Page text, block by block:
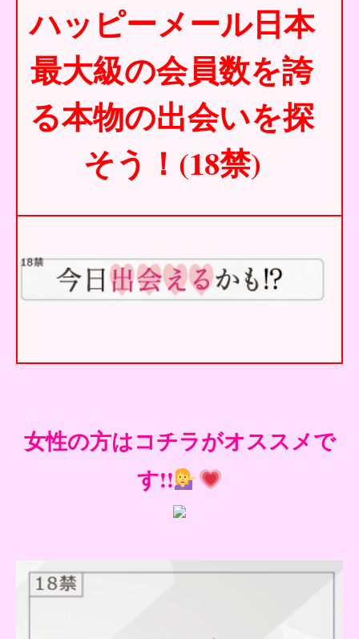
ハッピーメール日本
最大級の会員数を誇
る本物の出会いを探
そう！(18禁)
女性の方はコチラがオススメで
す!!